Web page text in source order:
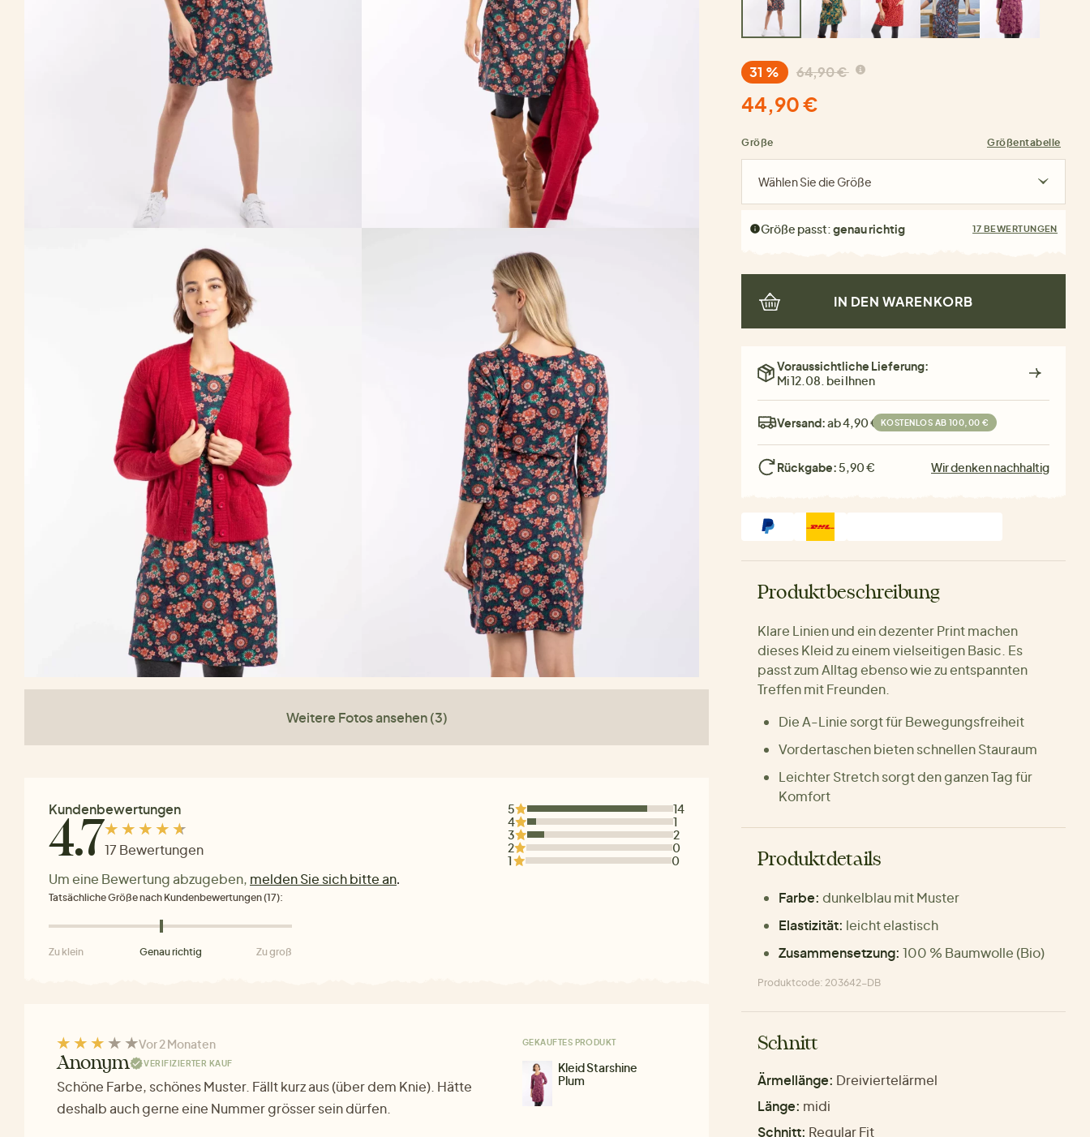
Weitere Fotos ansehen (3)
Kundenbewertungen
4.717 Bewertungen
Um eine Bewertung abzugeben, melden Sie sich bitte an.
5
14
4
1
3
2
2
0
1
0
Tatsächliche Größe nach Kundenbewertungen (17):
Zu klein Genau richtig Zu groß
Vor 2 Monaten
Anonym VERIFIZIERTER KAUF
Schöne Farbe, schönes Muster. Fällt kurz aus (über dem Knie). Hätte
deshalb auch gerne eine Nummer grösser sein dürfen.
GEKAUFTES PRODUKT
Kleid Starshine
Plum
31 % 64,90 €
44,90 €
Größe Größentabelle
Wählen Sie die Größe
Größe passt:genau richtig 17 BEWERTUNGEN
IN DEN WARENKORB
Voraussichtliche Lieferung:
Mi 12.08. bei Ihnen
Versand:ab 4,90 € KOSTENLOS AB 100,00 €
Rückgabe: 5,90 € Wir denken nachhaltig
Produktbeschreibung
Klare Linien und ein dezenter Print machen
dieses Kleid zu einem vielseitigen Basic. Es
passt zum Alltag ebenso wie zu entspannten
Treffen mit Freunden.
Die A-Linie sorgt für Bewegungsfreiheit
Vordertaschen bieten schnellen Stauraum
Leichter Stretch sorgt den ganzen Tag für
Komfort
Produktdetails
Farbe: dunkelblau mit Muster
Elastizität: leicht elastisch
Zusammensetzung: 100 % Baumwolle (Bio)
Produktcode: 203642-DB
Schnitt
Ärmellänge: Dreiviertelärmel
Länge: midi
Schnitt: Regular Fit